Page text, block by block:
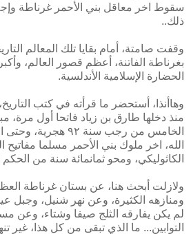
سقوط اخر معاقل بني الأحمر غرناطة
ذلك..
وقفت صامتة، أمام بقايا تلك المعالم
بغرناطة الفاتنة، أعظم قصور العالم،
الحضارة الإسلامية الأندلسية.
وهاأنذا، أستحضر ما قرأته في كتب
منذ دخلها طارق بن زياد فاتحا أول مرة،
الخامس من رجب سنة ٩٢
الله، اخر ملوك بني الأحمر مسلما مفاتيح
الكاثوليكي، ومحو ثمانمائة سنة من
ولازلت أبحث هنا، عن بستان غرناطة
ومنازهه الكثيرة، وعن نهر شنيل، وجبل
لم يكن يفارقه الثلج صيفا وشتاء، وعن
التوابين... ما الذي تبقى من كل هذا، غير